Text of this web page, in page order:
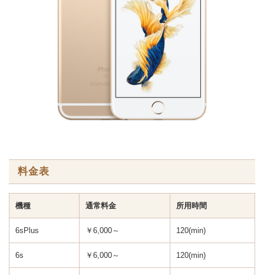
料金表
機種 通常料金 所用時間
6sPlus ￥6,000～ 120(min)
6s ￥6,000～ 120(min)